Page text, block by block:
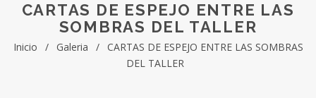
CARTAS DE ESPEJO ENTRE LAS
SOMBRAS DEL TALLER
Inicio / Galeria /
CARTAS DE ESPEJO ENTRE LAS SOMBRAS
DEL TALLER